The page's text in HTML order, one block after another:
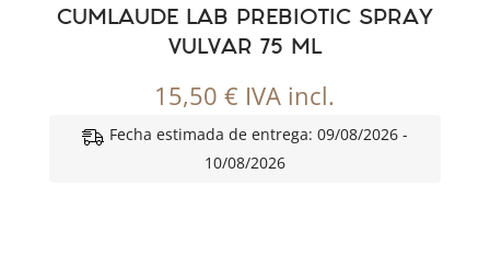
CUMLAUDE LAB PREBIOTIC SPRAY
VULVAR 75 ML
15,50€ IVA incl.
Fecha estimada de entrega: 09/08/2026 -
10/08/2026